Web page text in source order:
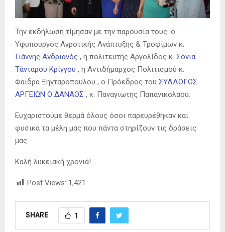
Την εκδήλωση τίμησαν με την παρουσία τους: ο
Υφυπουργός Αγροτικής Ανάπτυξης & Τροφίμων κ.
Γιάννης Ανδριανός , η πολιτευτής Αργολίδος κ. Σόνια
Τάνταρου Κρίγγου , η Αντιδήμαρχος Πολιτισμού κ.
Φαιδρα Ξηνταροπουλου , ο Πρόεδρος του ΣΥΛΛΟΓΟΣ
ΑΡΓΕΙΩΝ Ο ΔΑΝΑΟΣ , κ. Παναγιωτης Παπανικολαου.
Ευχαριστούμε θερμά όλους όσοι παρευρέθηκαν και
φυσικά τα μέλη μας που πάντα στηρίζουν τις δράσεις
μας.
Καλή λυκειακή χρονιά!
Post Views: 1,421
SHARE 1